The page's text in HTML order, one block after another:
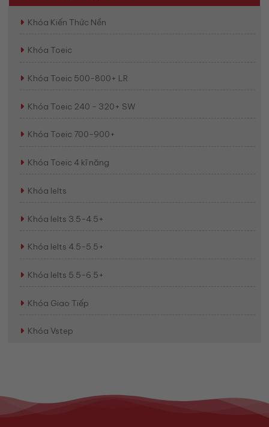
Khóa Kiến Thức Nền
Khóa Toeic
Khóa Toeic 500-800+ LR
Khóa Toeic 240 - 320+ SW
Khóa Toeic 700-900+
Khóa Toeic 4 kĩ năng
Khóa Ielts
Khóa Ielts 3.5-4.5+
Khóa Ielts 4.5-5.5+
Khóa Ielts 5.5-6.5+
Khóa Giao Tiếp
Khóa Vstep